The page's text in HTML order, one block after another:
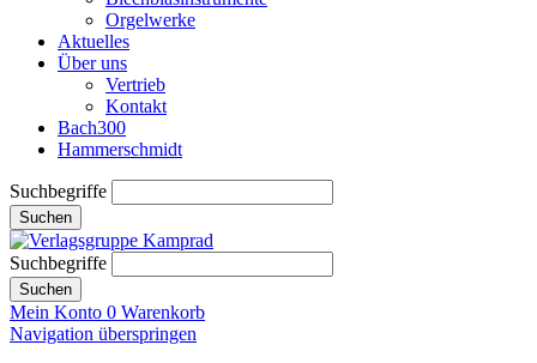
Orgelwerke
Aktuelles
Über uns
Vertrieb
Kontakt
Bach300
Hammerschmidt
Suchbegriffe
Suchen
Suchbegriffe
Suchen
Mein Konto 0 Warenkorb
Navigation überspringen